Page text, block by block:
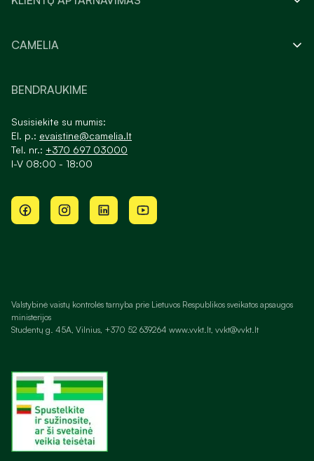
CAMELIA
BENDRAUKIME
Susisiekite su mumis:
El. p.: evaistine@camelia.lt
Tel. nr.: +370 697 03000
I-V 08:00 - 18:00
Valstybinė vaistų kontrolės tarnyba prie Lietuvos Respublikos sveikatos apsaugos
ministerijos
Studentų g. 45A, Vilnius, +370 52 639264 www.vvkt.lt, vvkt@vvkt.lt